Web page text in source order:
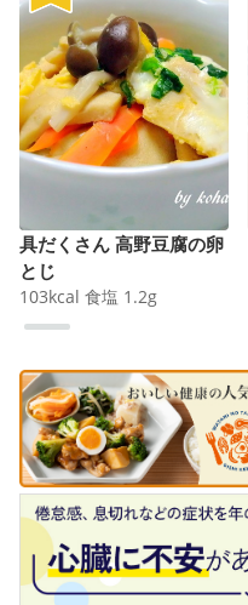
具だくさん 高野豆腐の卵
とじ
103kcal 食塩 1.2g